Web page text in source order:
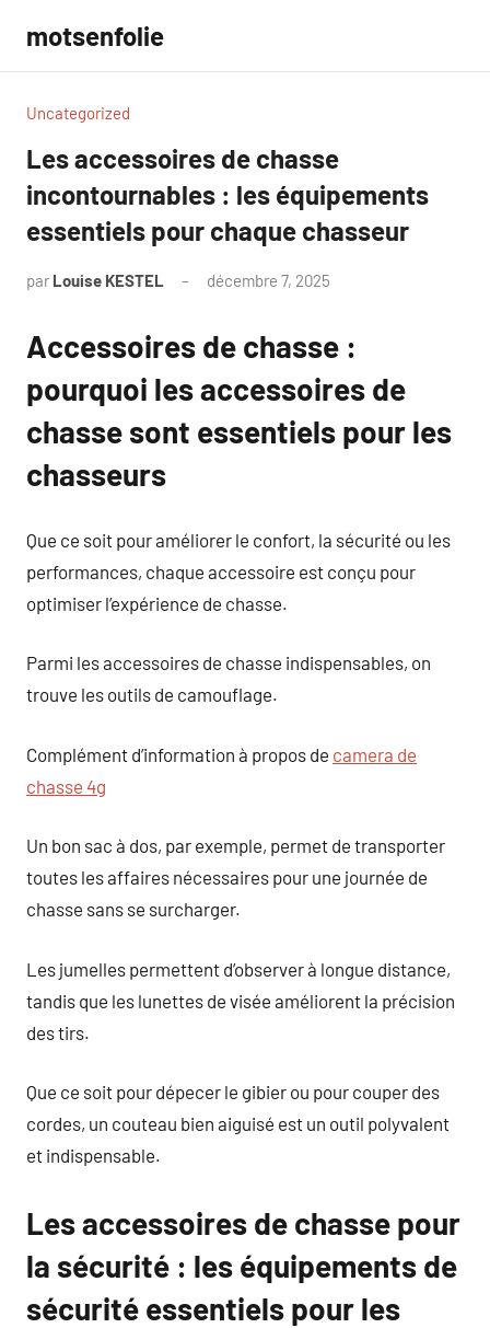
contenu
motsenfolie
Uncategorized
Les accessoires de chasse
incontournables : les équipements
essentiels pour chaque chasseur
par Louise KESTEL décembre 7, 2025
Accessoires de chasse :
pourquoi les accessoires de
chasse sont essentiels pour les
chasseurs
Que ce soit pour améliorer le confort, la sécurité ou les
performances, chaque accessoire est conçu pour
optimiser l’expérience de chasse.
Parmi les accessoires de chasse indispensables, on
trouve les outils de camouflage.
Complément d’information à propos de camera de
chasse 4g
Un bon sac à dos, par exemple, permet de transporter
toutes les affaires nécessaires pour une journée de
chasse sans se surcharger.
Les jumelles permettent d’observer à longue distance,
tandis que les lunettes de visée améliorent la précision
des tirs.
Que ce soit pour dépecer le gibier ou pour couper des
cordes, un couteau bien aiguisé est un outil polyvalent
et indispensable.
Les accessoires de chasse pour
la sécurité : les équipements de
sécurité essentiels pour les